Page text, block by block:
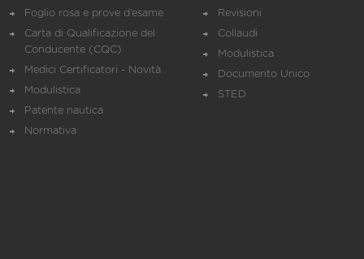
Foglio rosa e prove d’esame
Carta di Qualificazione del
Conducente (CQC)
Medici Certificatori - Novità
Modulistica
Patente nautica
Normativa
Revisioni
Collaudi
Modulistica
Documento Unico
STED